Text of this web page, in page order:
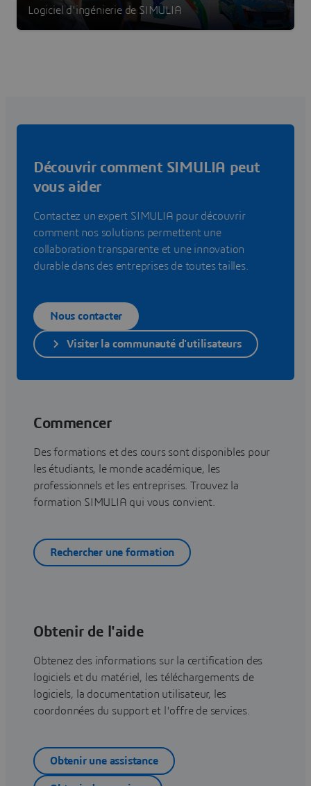
Logiciel d'ingénierie de SIMULIA
Découvrir comment SIMULIA peut
vous aider
Contactez un expert SIMULIA pour découvrir
comment nos solutions permettent une
collaboration transparente et une innovation
durable dans des entreprises de toutes tailles.
Nous contacter
Visiter la communauté d'utilisateurs
Commencer
Des formations et des cours sont disponibles pour
les étudiants, le monde académique, les
professionnels et les entreprises. Trouvez la
formation SIMULIA qui vous convient.
Rechercher une formation
Obtenir de l'aide
Obtenez des informations sur la certification des
logiciels et du matériel, les téléchargements de
logiciels, la documentation utilisateur, les
coordonnées du support et l'offre de services.
Obtenir une assistance